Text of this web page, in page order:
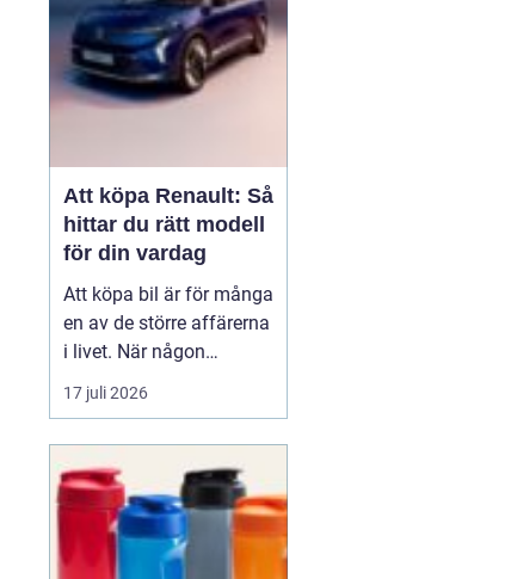
Att köpa Renault: Så
hittar du rätt modell
för din vardag
Att köpa bil är för många
en av de större affärerna
i livet. När någon
funderar på att köpa
Renault Skåne
17 juli 2026